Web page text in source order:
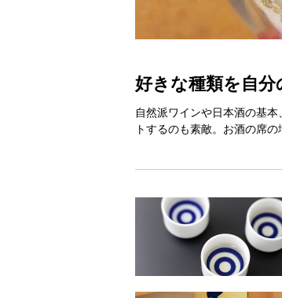
好きな種類を自分
自然派ワインや日本酒の基
トするのも素敵。お酒の席